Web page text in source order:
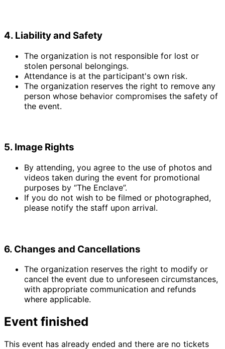
4. Liability and Safety
The organization is not responsible for lost or
stolen personal belongings.
Attendance is at the participant's own risk.
The organization reserves the right to remove any
person whose behavior compromises the safety of
the event.
5. Image Rights
By attending, you agree to the use of photos and
videos taken during the event for promotional
purposes by “The Enclave”.
If you do not wish to be filmed or photographed,
please notify the staff upon arrival.
6. Changes and Cancellations
The organization reserves the right to modify or
cancel the event due to unforeseen circumstances,
with appropriate communication and refunds
where applicable.
Event finished
This event has already ended and there are no tickets